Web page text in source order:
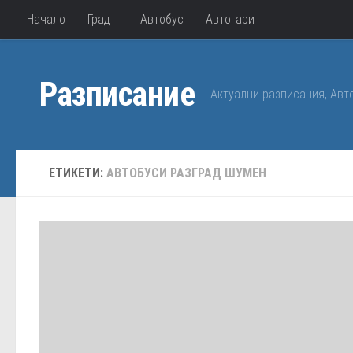
Към съдържанието
Начало Град Автобус Автогари
Разписание Актуални разписания,
ЕТИКЕТИ: АВТОБУСИ РАЗГРАД ШУМЕН